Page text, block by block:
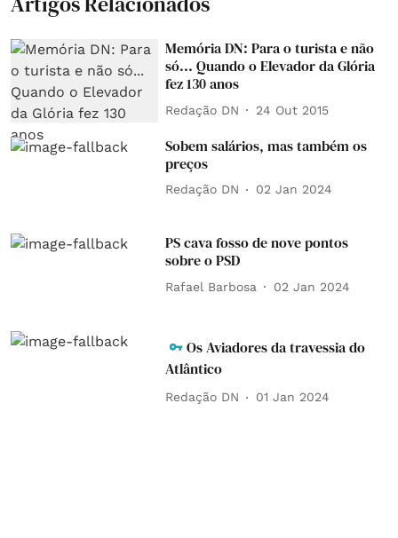
Memória DN: Para o turista e não
só... Quando o Elevador da Glória
fez 130 anos
Redação DN 24 Out 2015
Sobem salários, mas também os
preços
Redação DN 02 Jan 2024
PS cava fosso de nove pontos
sobre o PSD
Rafael Barbosa 02 Jan 2024
Os Aviadores da travessia do
Atlântico
Redação DN 01 Jan 2024